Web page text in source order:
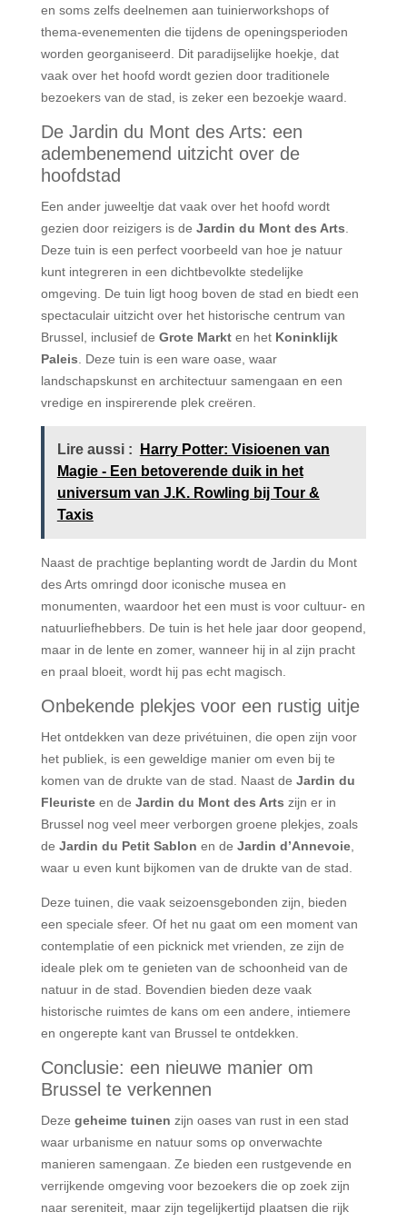
en soms zelfs deelnemen aan tuinierworkshops of
thema-evenementen die tijdens de openingsperioden
worden georganiseerd. Dit paradijselijke hoekje, dat
vaak over het hoofd wordt gezien door traditionele
bezoekers van de stad, is zeker een bezoekje waard.
De Jardin du Mont des Arts: een
adembenemend uitzicht over de
hoofdstad
Een ander juweeltje dat vaak over het hoofd wordt
gezien door reizigers is de Jardin du Mont des Arts
Deze tuin is een perfect voorbeeld van hoe je natuur
kunt integreren in een dichtbevolkte stedelijke
omgeving. De tuin ligt hoog boven de stad en biedt een
spectaculair uitzicht over het historische centrum van
Brussel, inclusief de Grote Markten het Koninklijk
Paleis . Deze tuin is een ware oase, waar
landschapskunst en architectuur samengaan en een
vredige en inspirerende plek creëren.
Lire aussi :
Harry Potter: Visioenen van
Magie - Een betoverende duik in het
universum van J.K. Rowling bij Tour &
Taxis
Naast de prachtige beplanting wordt de Jardin du Mont
des Arts omringd door iconische musea en
monumenten, waardoor het een must is voor cultuur- en
natuurliefhebbers. De tuin is het hele jaar door geopend,
maar in de lente en zomer, wanneer hij in al zijn pracht
en praal bloeit, wordt hij pas echt magisch.
Onbekende plekjes voor een rustig uitje
Het ontdekken van deze privétuinen, die open zijn voor
het publiek, is een geweldige manier om even bij te
komen van de drukte van de stad. Naast de Jardin du
Fleuristeen de Jardin du Mont des Arts zijn er in
Brussel nog veel meer verborgen groene plekjes, zoals
de Jardin du Petit Sablon en de Jardin d’Annevoie,
waar u even kunt bijkomen van de drukte van de stad.
Deze tuinen, die vaak seizoensgebonden zijn, bieden
een speciale sfeer. Of het nu gaat om een moment van
contemplatie of een picknick met vrienden, ze zijn de
ideale plek om te genieten van de schoonheid van de
natuur in de stad. Bovendien bieden deze vaak
historische ruimtes de kans om een andere, intiemere
en ongerepte kant van Brussel te ontdekken.
Conclusie: een nieuwe manier om
Brussel te verkennen
Deze geheime tuinen zijn oases van rust in een stad
waar urbanisme en natuur soms op onverwachte
manieren samengaan. Ze bieden een rustgevende en
verrijkende omgeving voor bezoekers die op zoek zijn
naar sereniteit, maar zijn tegelijkertijd plaatsen die rijk